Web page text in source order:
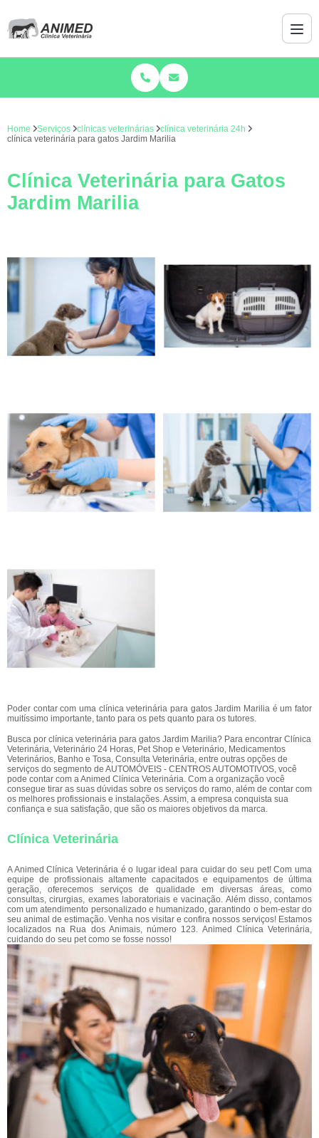
Home Serviços clínicas veterinárias
clínica veterinária 24h
clínica veterinária para gatos Jardim Marilia
Clínica Veterinária para Gatos
Jardim Marilia
Poder contar com uma clínica veterinária para gatos Jardim Marilia é um fator
muitíssimo importante, tanto para os pets quanto para os tutores.
Busca por clínica veterinária para gatos Jardim Marilia? Para encontrar Clínica
Veterinária, Veterinário 24 Horas, Pet Shop e Veterinário, Medicamentos
Veterinários, Banho e Tosa, Consulta Veterinária, entre outras opções de
serviços do segmento de AUTOMÓVEIS - CENTROS AUTOMOTIVOS, você
pode contar com a Animed Clínica Veterinária. Com a organização você
consegue tirar as suas dúvidas sobre os serviços do ramo, além de contar com
os melhores profissionais e instalações. Assim, a empresa conquista sua
confiança e sua satisfação, que são os maiores objetivos da marca.
Clínica Veterinária
A Animed Clínica Veterinária é o lugar ideal para cuidar do seu pet! Com uma
equipe de profissionais altamente capacitados e equipamentos de última
geração, oferecemos serviços de qualidade em diversas áreas, como
consultas, cirurgias, exames laboratoriais e vacinação. Além disso, contamos
com um atendimento personalizado e humanizado, garantindo o bem-estar do
seu animal de estimação. Venha nos visitar e confira nossos serviços! Estamos
localizados na Rua dos Animais, número 123. Animed Clínica Veterinária,
cuidando do seu pet como se fosse nosso!